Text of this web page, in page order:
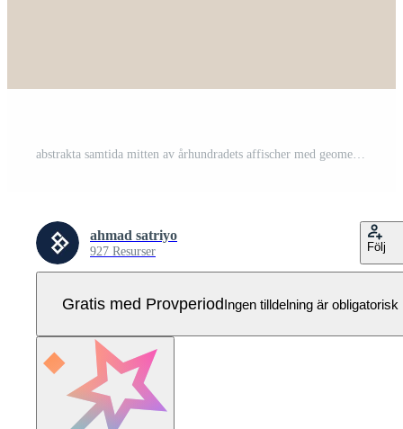
abstrakta samtida mitten av århundradets affischer med geometriska former. design för tapeter, bakgrund, väggdekor, omslag, tryck, kort, varumärke. modern boho minimalistisk konst. vektor illustration. Pro Vektor
ahmad satriyo
927 Resurser Följ
Gratis med ProvperiodIngen tilldelning är obligatorisk